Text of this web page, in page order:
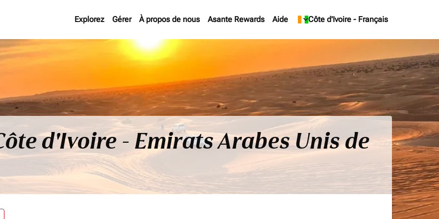
Explorez Gérer À propos de nous Asante Rewards Aide Côte d'Ivoire - Français
keyboard_arrow_down
d'Ivoire - Emirats Arabes Unis de